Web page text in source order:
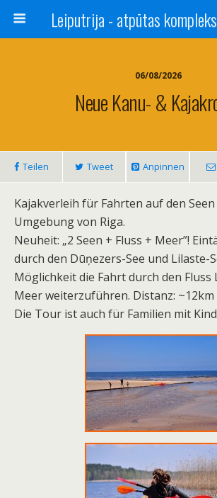
06/08/2026
Neue Kanu- &
Teilen Tweet Anpinnen
Kajakverleih für Fahrten auf den
Umgebung von Riga.
Neuheit: „2 Seen + Fluss + Meer”!
durch den Dūņezers-See und Lilaste-
Möglichkeit die Fahrt durch den Fluss
Meer weiterzuführen. Distanz: ~12km
Die Tour ist auch für Familien mit